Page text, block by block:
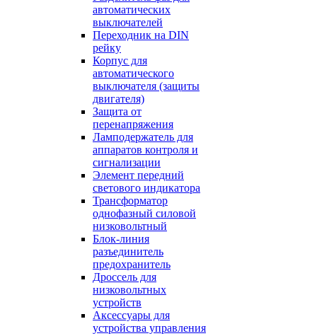
автоматических
выключателей
Переходник на DIN
рейку
Корпус для
автоматического
выключателя (защиты
двигателя)
Защита от
перенапряжения
Ламподержатель для
аппаратов контроля и
сигнализации
Элемент передний
светового индикатора
Трансформатор
однофазный силовой
низковольтный
Блок-линия
разъединитель
предохранитель
Дроссель для
низковольтных
устройств
Аксессуары для
устройства управления